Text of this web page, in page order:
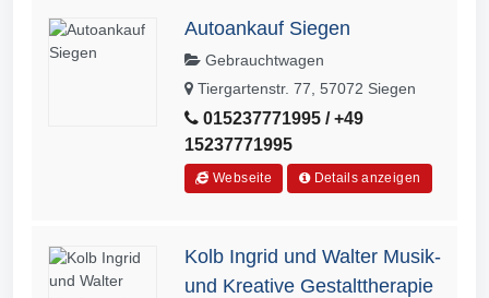
Autoankauf Siegen
Gebrauchtwagen
Tiergartenstr. 77, 57072 Siegen
015237771995 / +49
15237771995
Webseite Details anzeigen
Kolb Ingrid und Walter Musik-
und Kreative Gestalttherapie